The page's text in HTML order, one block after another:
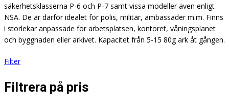
säkerhetsklasserna P-6 och P-7 samt vissa modeller även enligt
NSA. De är därför idealet för polis, militär, ambassader m.m. Finns
i storlekar anpassade för arbetsplatsen, kontoret, våningsplanet
och byggnaden eller arkivet. Kapacitet från 5-15 80g ark åt gången.
Filter
Filtrera på pris